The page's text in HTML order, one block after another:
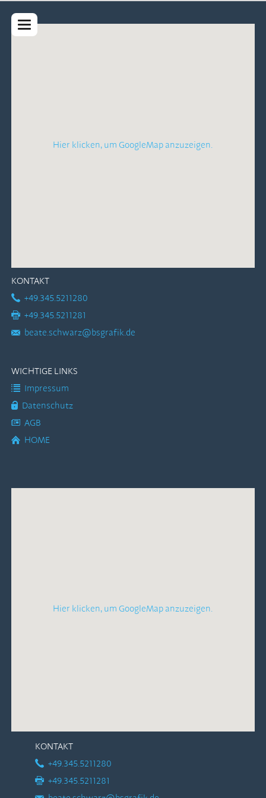
Hier klicken, um GoogleMap anzuzeigen.
KONTAKT
+49.345.5211280
+49.345.5211281
beate.schwarz@bsgrafik.de
WICHTIGE LINKS
Impressum
Datenschutz
AGB
HOME
Hier klicken, um GoogleMap anzuzeigen.
KONTAKT
+49.345.5211280
+49.345.5211281